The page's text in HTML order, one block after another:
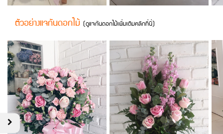
ตัวอย่างแจกันดอกไม้ (ดูแจกันดอกไม้เพิ่มเติมคลิกที่นี่)